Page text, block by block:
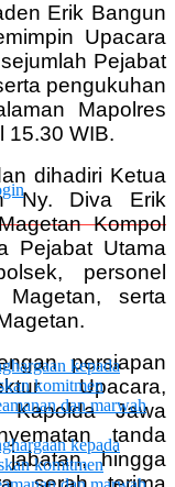
Erik Bangun
Upacara
Pejabat
pengukuhan
Mapolres
15.30 WIB.
dihadiri Ketua
Ny. Diva Erik
Kompol
Pejabat Utama
personel
serta
persiapan
Upacara,
Kapolda Jawa
tanda
jabatan, hingga